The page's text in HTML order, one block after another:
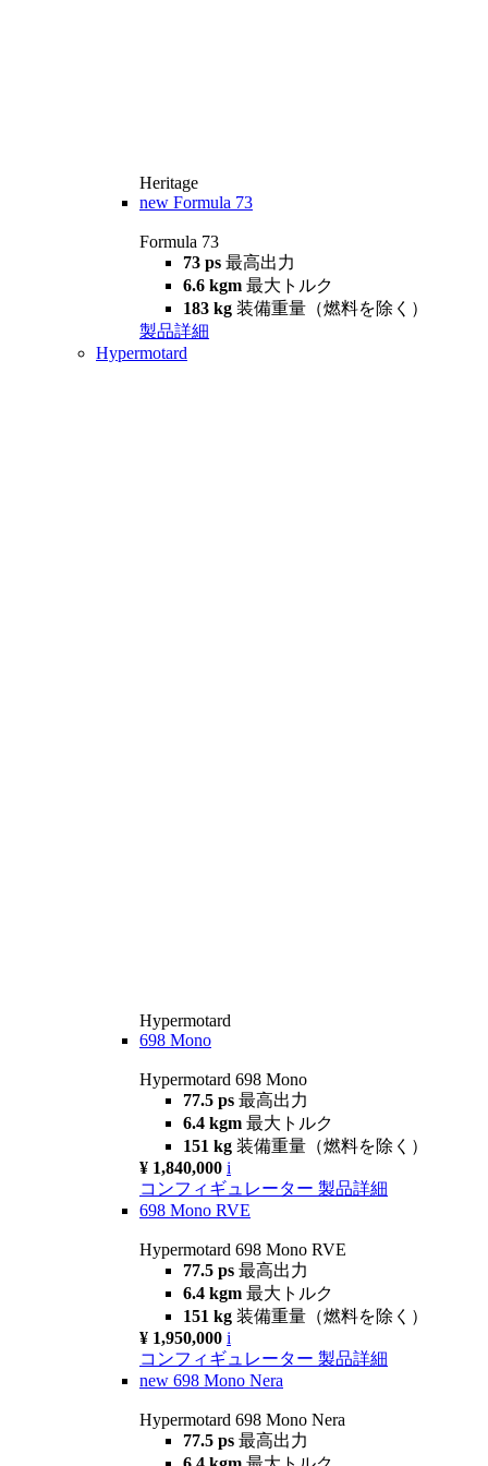
Heritage
new Formula 73
Formula 73
73 ps 最高出力
6.6 kgm 最大トルク
183 kg 装備重量（燃料を除く）
製品詳細
Hypermotard
Hypermotard
698 Mono
Hypermotard 698 Mono
77.5 ps 最高出力
6.4 kgm 最大トルク
151 kg 装備重量（燃料を除く）
¥ 1,840,000 i
コンフィギュレーター 製品詳細
698 Mono RVE
Hypermotard 698 Mono RVE
77.5 ps 最高出力
6.4 kgm 最大トルク
151 kg 装備重量（燃料を除く）
¥ 1,950,000 i
コンフィギュレーター 製品詳細
new 698 Mono Nera
Hypermotard 698 Mono Nera
77.5 ps 最高出力